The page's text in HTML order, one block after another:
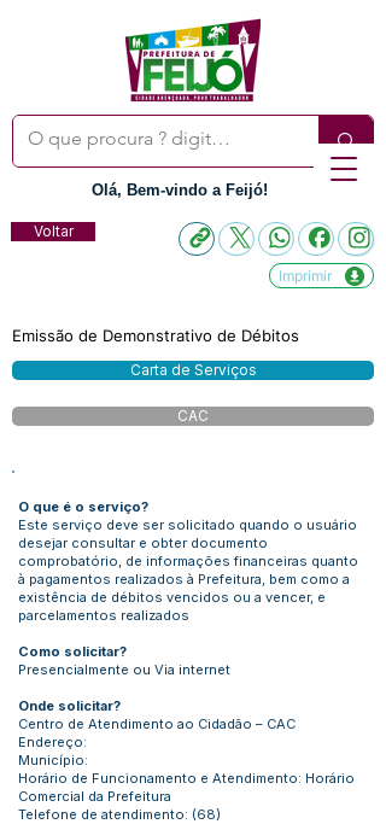
Olá, Bem-vindo a Feijó!
Voltar
Imprimir
Emissão de Demonstrativo de Débitos
Carta de Serviços
CAC
O que é o serviço?
Este serviço deve ser solicitado quando o usuário
desejar consultar e obter documento
comprobatório, de informações financeiras quanto
à pagamentos realizados à Prefeitura, bem como a
existência de débitos vencidos ou a vencer, e
parcelamentos realizados
Como solicitar?
Presencialmente ou Via internet
Onde solicitar?
Centro de Atendimento ao Cidadão – CAC
Endereço:
Município:
Horário de Funcionamento e Atendimento: Horário
Comercial da Prefeitura
Telefone de atendimento: (68)